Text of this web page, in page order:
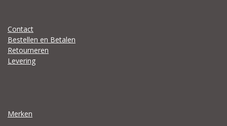
Contact
Bestellen en Betalen
Retourneren
Levering
Merken